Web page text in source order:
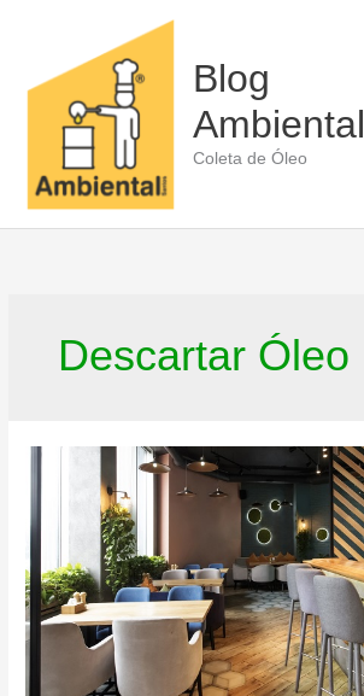
conteúdo
Blog
Ambiental
Coleta de Óleo
Descartar Óleo